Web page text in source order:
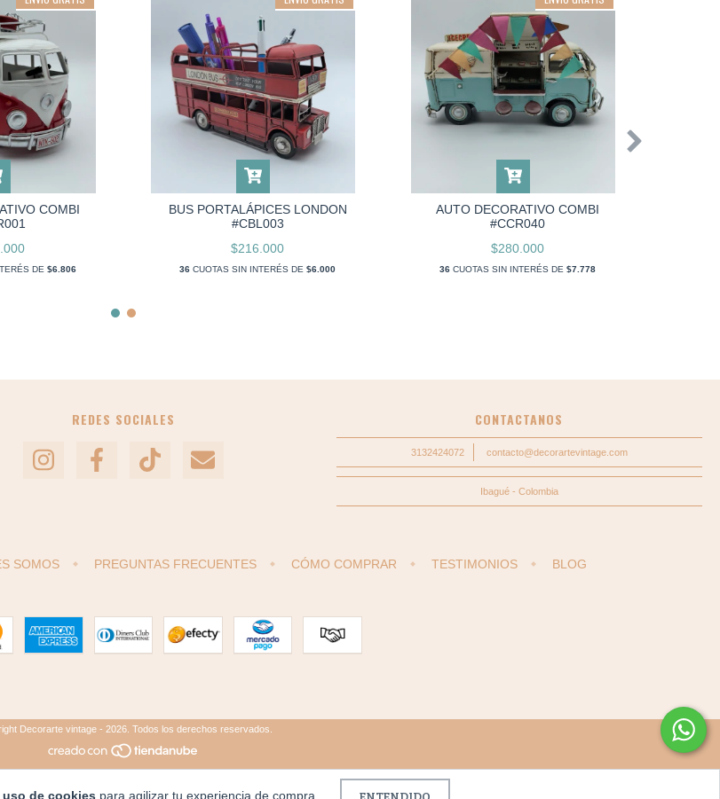
de cookiespara agilizar tu experiencia de compra.
COMBI
DE $6.806
BUS PORTALÁPICES LONDON
#CBL003
$216.000
36 CUOTAS SIN INTERÉS DE$6.000
AUTO DECORATIVO COMBI
#CCR040
$280.000
36CUOTAS SIN INTERÉS DE $7.778
REDES SOCIALES CONTACTANOS
3132424072 contacto@decorartevintage.com
Ibagué - Colombia
SOMOS PREGUNTAS FRECUENTES CÓMO COMPRAR TESTIMONIOS BLOG
Decorarte vintage - 2026. Todos los derechos reservados.